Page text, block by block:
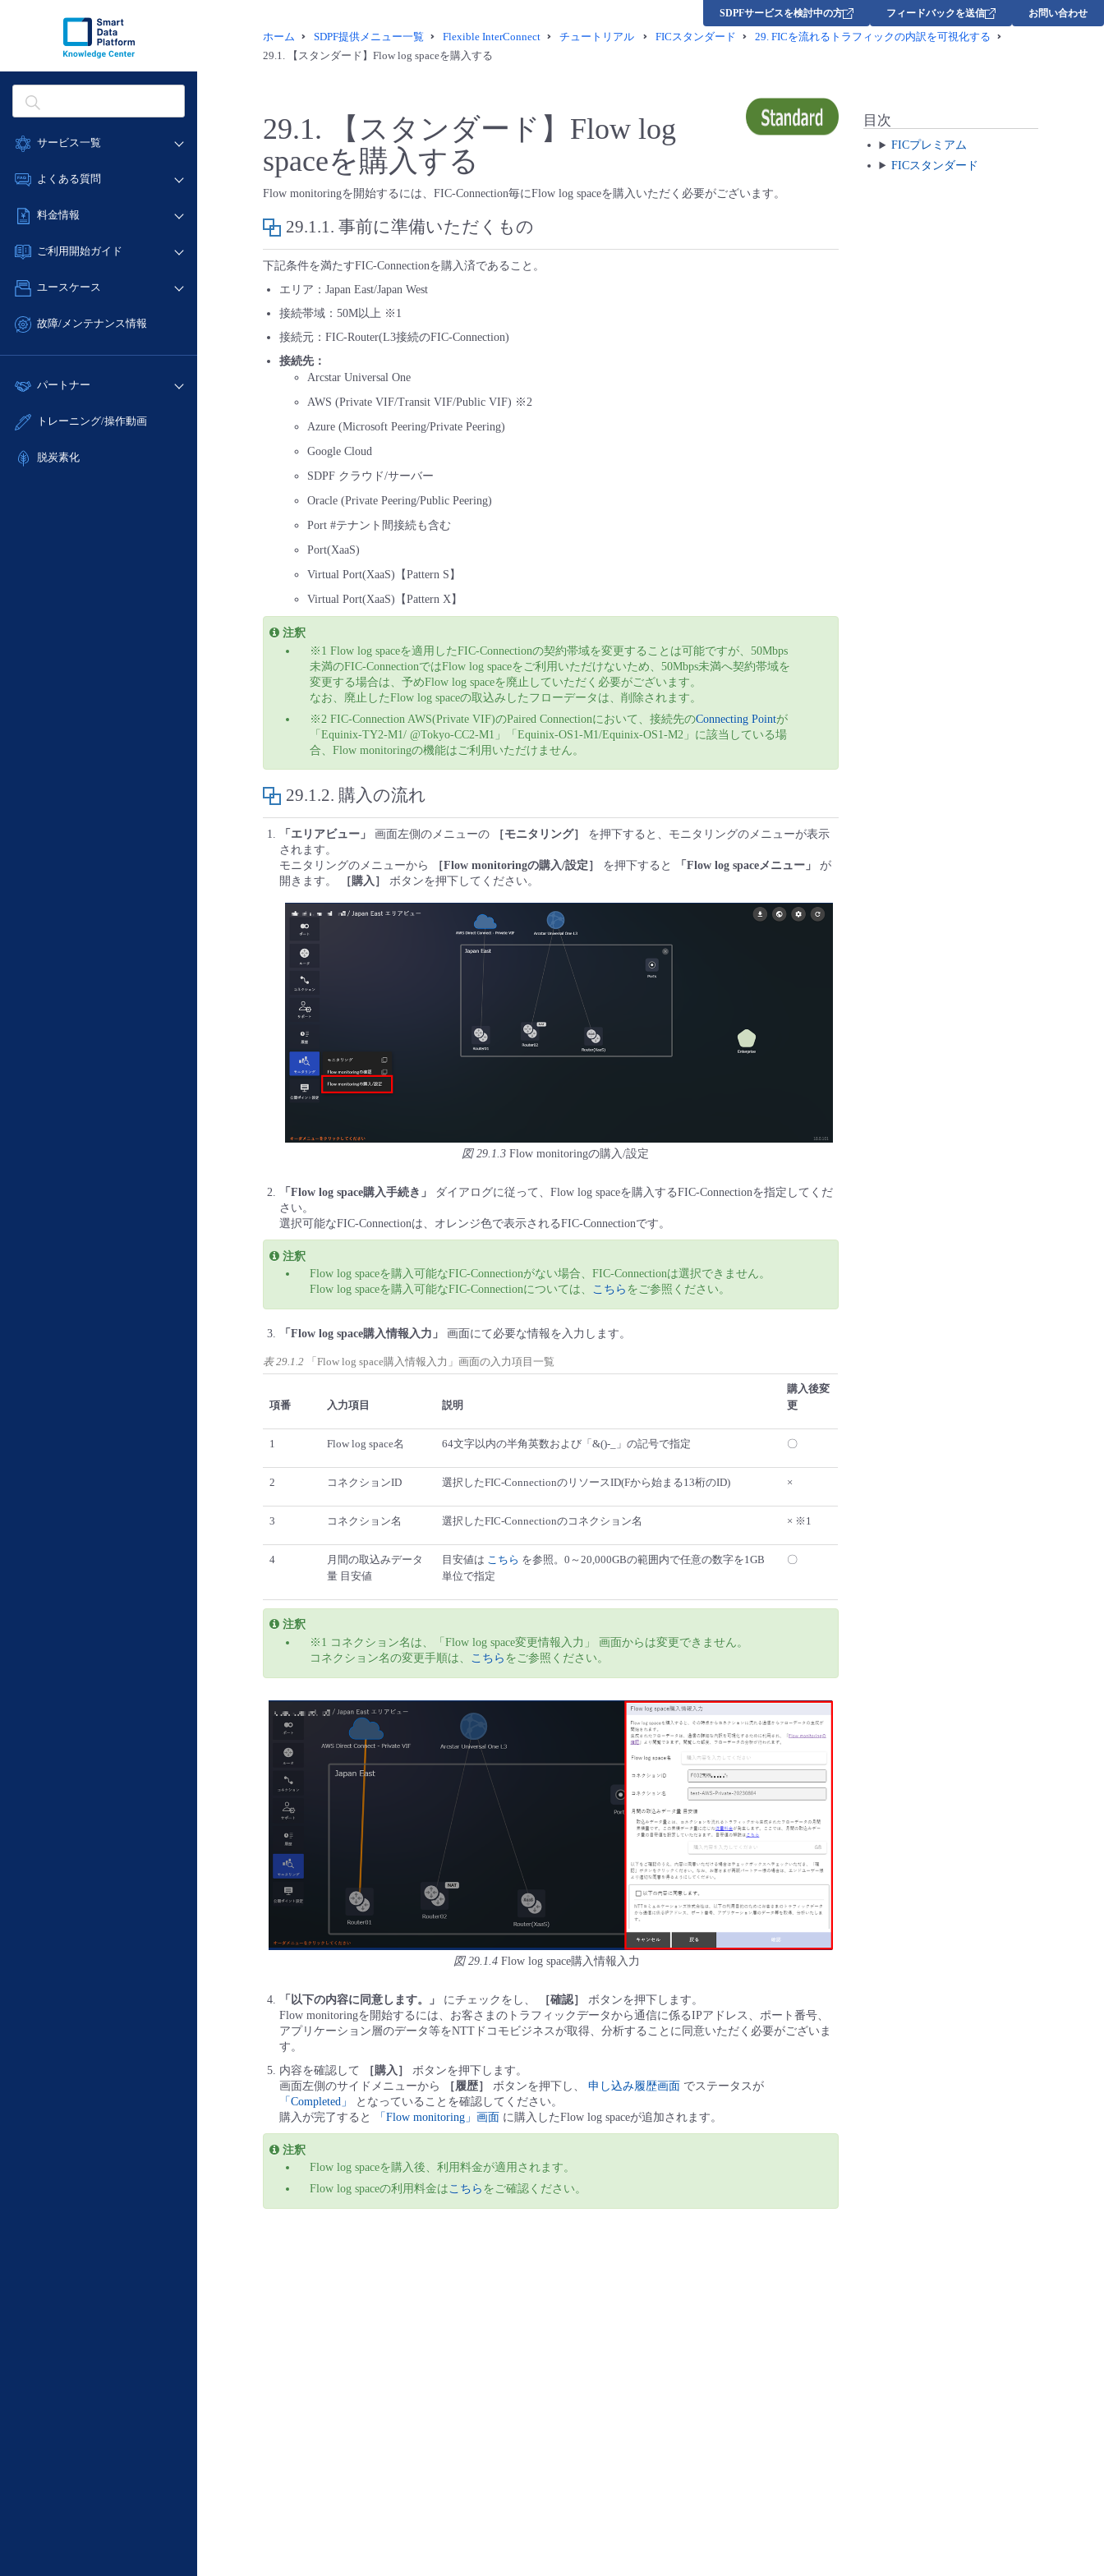
サービス一覧
データ利活用
ネットワーク
IoT
サポート
管理機能
よくある質問
データ利活用
ネットワーク
IoT
サポート
管理機能
すべてのメニューを見る
料金情報
料金シミュレーター
クラウド/サーバー
ネットワーク
サポート
すべてのメニューを見る
ご利用開始ガイド
■ 管理機能
- 初期設定・確認
- ユーザー機能の管理
- APIリファレンス
ユースケース
- バックアップ
- IoT
- ITインフラストラクチャー
故障/メンテナンス情報
サービス稼働状況
故障/メンテナンス履歴
定期メンテナンス
パートナー
販売パートナー向けプログラム
トレーニング/操作動画
脱炭素化
SDPFサービスを検討中の方 フィードバックを送信 お問い合わせ
ホーム SDPF提供メニュー一覧 Flexible InterConnect チュートリアル FICスタンダード 29. FICを流れるトラフィックの内訳を可視化する
29.1.
【スタンダード】Flow log spaceを購入する
29.1.
【スタンダード】Flow log
spaceを購入する
Flow monitoringを開始するには、FIC-Connection毎にFlow log spaceを購入いただく必要がございます。
29.1.1. 事前に準備いただくもの
下記条件を満たすFIC-Connectionを購入済であること。
エリア：Japan East/Japan West
接続帯域：50M以上 ※1
接続元：FIC-Router(L3接続のFIC-Connection)
接続先：
Arcstar Universal One
AWS (Private VIF/Transit VIF/Public VIF) ※2
Azure (Microsoft Peering/Private Peering)
Google Cloud
SDPF クラウド/サーバー
Oracle (Private Peering/Public Peering)
Port #テナント間接続も含む
Port(XaaS)
Virtual Port(XaaS)【Pattern S】
Virtual Port(XaaS)【Pattern X】
注釈
※1 Flow log spaceを適用したFIC-Connectionの契約帯域を変更することは可能ですが、50Mbps
未満のFIC-ConnectionではFlow log spaceをご利用いただけないため、50Mbps未満へ契約帯域を
変更する場合は、予めFlow log spaceを廃止していただく必要がございます。
なお、廃止したFlow log spaceの取込みしたフローデータは、削除されます。
※2 FIC-Connection AWS(Private VIF)のPaired Connectionにおいて、接続先のConnecting Pointが
「Equinix-TY2-M1/ @Tokyo-CC2-M1」「Equinix-OS1-M1/Equinix-OS1-M2」に該当している場
合、Flow monitoringの機能はご利用いただけません。
29.1.2. 購入の流れ
「エリアビュー」 画面左側のメニューの ［モニタリング］
を押下すると、モニタリングのメニューが表示
されます。
モニタリングのメニューから
［Flow monitoringの購入/設定］ を押下すると 「Flow log spaceメニュー」
が
開きます。
［購入］ ボタンを押下してください。
図 29.1.3 Flow monitoringの購入/設定
「Flow log space購入手続き」
ダイアログに従って、Flow log spaceを購入するFIC-Connectionを指定してくだ
さい。
選択可能なFIC-Connectionは、オレンジ色で表示されるFIC-Connectionです。
注釈
Flow log spaceを購入可能なFIC-Connectionがない場合、FIC-Connectionは選択できません。
Flow log spaceを購入可能なFIC-Connectionについては、 こちら をご参照ください。
「Flow log space購入情報入力」 画面にて必要な情報を入力します。
表 29.1.2 「Flow log space購入情報入力」画面の入力項目一覧
項番 入力項目 説明
購入後変
更
1 Flow log space名 64文字以内の半角英数および「&()-_」の記号で指定 〇
2 コネクションID 選択したFIC-ConnectionのリソースID(Fから始まる13桁のID) ×
3 コネクション名 選択したFIC-Connectionのコネクション名 × ※1
4
月間の取込みデータ
量 目安値
目安値は こちら を参照。0～20,000GBの範囲内で任意の数字を1GB
単位で指定
〇
注釈
※1 コネクション名は、「Flow log space変更情報入力」 画面からは変更できません。
コネクション名の変更手順は、 こちら をご参照ください。
図 29.1.4Flow log space購入情報入力
「以下の内容に同意します。」 にチェックをし、 ［確認］
ボタンを押下します。
Flow monitoringを開始するには、お客さまのトラフィックデータから通信に係るIPアドレス、ポート番号、
アプリケーション層のデータ等をNTTドコモビジネスが取得、分析することに同意いただく必要がございま
す。
内容を確認して
［購入］
ボタンを押下します。
画面左側のサイドメニューから
［履歴］ ボタンを押下し、 申し込み履歴画面 でステータスが
「Completed」
となっていることを確認してください。
購入が完了すると
「Flow monitoring」画面 に購入したFlow log spaceが追加されます。
注釈
Flow log spaceを購入後、利用料金が適用されます。
Flow log spaceの利用料金はこちら をご確認ください。
目次
FICプレミアム
FICスタンダード